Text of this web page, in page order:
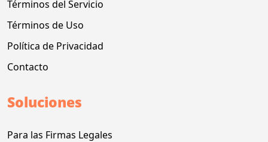
Términos del Servicio
Términos de Uso
Política de Privacidad
Contacto
Soluciones
Para las Firmas Legales